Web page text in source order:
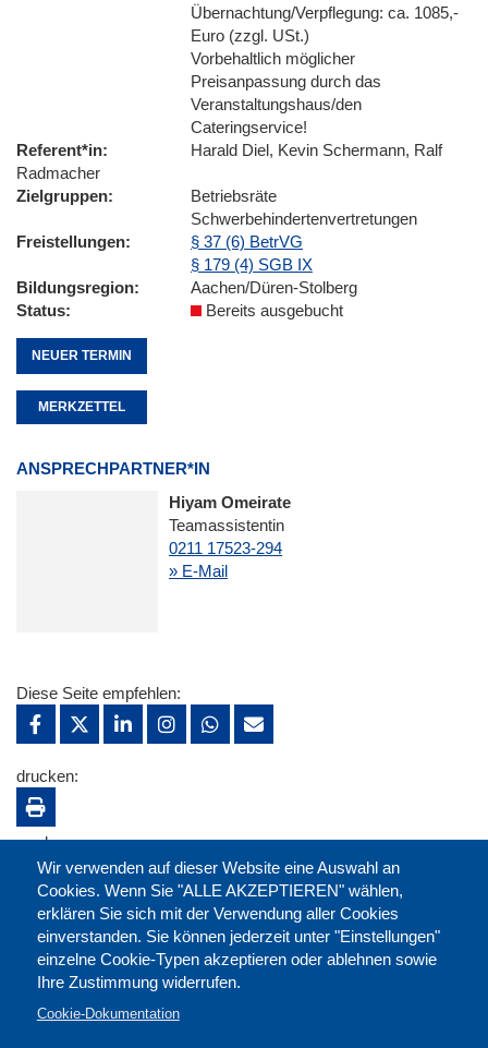
Übernachtung/Verpflegung: ca. 1085,-
Euro (zzgl. USt.)
Vorbehaltlich möglicher
Preisanpassung durch das
Veranstaltungshaus/den
Cateringservice!
Referent*in
Harald Diel, Kevin Schermann, Ralf
Radmacher
Zielgruppen
Betriebsräte
Schwerbehindertenvertretungen
Freistellungen
§ 37 (6) BetrVG
§ 179 (4) SGB IX
Bildungsregion
Aachen/Düren-Stolberg
Status
Bereits ausgebucht
NEUER TERMIN
MERKZETTEL
ANSPRECHPARTNER*IN
Hiyam Omeirate
Teamassistentin
0211 17523-294
» E-Mail
Wir verwenden auf dieser Website eine Auswahl an
Cookies. Wenn Sie "ALLE AKZEPTIEREN" wählen,
erklären Sie sich mit der Verwendung aller Cookies
einverstanden. Sie können jederzeit unter "Einstellungen"
einzelne Cookie-Typen akzeptieren oder ablehnen sowie
Ihre Zustimmung widerrufen.
Cookie-Dokumentation
Diese Seite empfehlen:
drucken:
merken: